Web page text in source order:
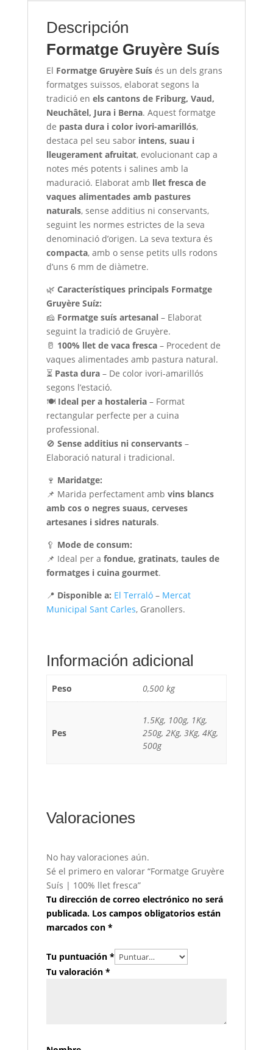
Descripción
Formatge Gruyère Suís
El Formatge Gruyère Suís és un dels grans
formatges suïssos, elaborat segons la
tradició en els cantons de Friburg, Vaud,
Neuchâtel, Jura i Berna. Aquest formatge
de pasta dura i color ivori-amarillós,
destaca pel seu sabor intens, suau i
lleugerament afruitat, evolucionant cap a
notes més potents i salines amb la
maduració. Elaborat amb llet fresca de
vaques alimentades amb pastures
naturals, sense additius ni conservants,
seguint les normes estrictes de la seva
denominació d’origen. La seva textura és
compacta, amb o sense petits ulls rodons
d’uns 6 mm de diàmetre.
🌿 Característiques principals Formatge
Gruyère Suíz:
🧀 Formatge suís artesanal– Elaborat
seguint la tradició de Gruyère.
🥛 100% llet de vaca fresca– Procedent de
vaques alimentades amb pastura natural.
⏳ Pasta dura– De color ivori-amarillós
segons l’estació.
🍽 Ideal per a hostaleria– Format
rectangular perfecte per a cuina
professional.
🚫 Sense additius ni conservants–
Elaboració natural i tradicional.
🍷 Maridatge:
📌 Marida perfectament amb vins blancs
amb cos o negres suaus, cerveses
artesanes i sidres naturals.
🥄 Mode de consum:
📌 Ideal per a fondue, gratinats, taules de
formatges i cuina gourmet.
📍 Disponible a: El Terraló– Mercat
Municipal Sant Carles, Granollers.
Información adicional
Peso 0,500 kg
Pes
1.5Kg, 100g, 1Kg,
250g, 2Kg, 3Kg, 4Kg,
500g
Valoraciones
No hay valoraciones aún.
Sé el primero en valorar “Formatge Gruyère
Suís | 100% llet fresca”
Tu dirección de correo electrónico no será
publicada. Los campos obligatorios están
marcados con *
Tu puntuación *
Tu valoración *